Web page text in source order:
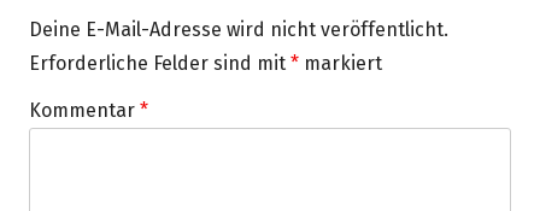
Deine E-Mail-Adresse wird nicht veröffentlicht.
Erforderliche Felder sind mit * markiert
Kommentar *